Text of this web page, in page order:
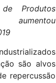
Produtos
são alvos
repercussão